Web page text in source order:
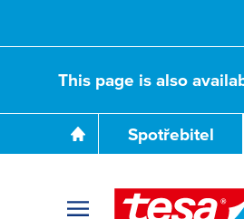
This page is also
Spotřebitel
Lepidla
využijte